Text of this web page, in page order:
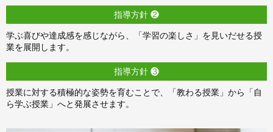
指導方針 ❷
学ぶ喜びや達成感を感じながら、「学習の楽しさ」を見いだせる授
業を展開します。
指導方針 ❸
授業に対する積極的な姿勢を育むことで、「教わる授業」から「自
ら学ぶ授業」へと発展させます。